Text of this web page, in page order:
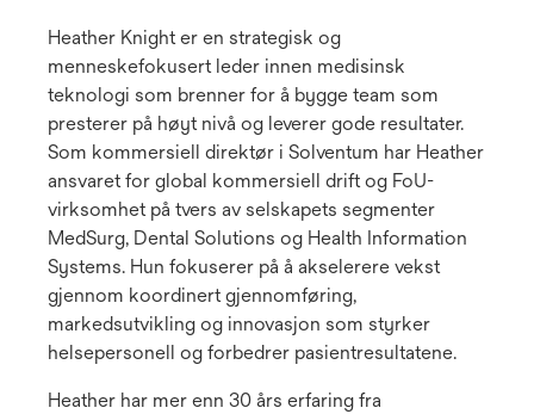
Heather Knight er en strategisk og
menneskefokusert leder innen medisinsk
teknologi som brenner for å bygge team som
presterer på høyt nivå og leverer gode resultater.
Som kommersiell direktør i Solventum har Heather
ansvaret for global kommersiell drift og FoU-
virksomhet på tvers av selskapets segmenter
MedSurg, Dental Solutions og Health Information
Systems. Hun fokuserer på å akselerere vekst
gjennom koordinert gjennomføring,
markedsutvikling og innovasjon som styrker
helsepersonell og forbedrer pasientresultatene.
Heather har mer enn 30 års erfaring fra